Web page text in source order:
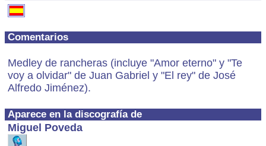
Comentarios
Medley de rancheras (incluye "Amor eterno" y "Te
voy a olvidar" de Juan Gabriel y "El rey" de José
Alfredo Jiménez).
Aparece en la discografía de
Miguel Poveda